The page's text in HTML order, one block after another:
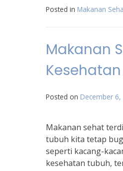
Posted in Makanan
Makanan
Kesehatan
Posted on December
Makanan sehat
tubuh kita tetap
seperti kacang-
kesehatan tubuh,